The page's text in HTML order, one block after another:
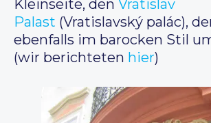
Kleinseite, den Vratislav
Palast (Vratislavský palác),
ebenfalls im barocken Stil
(wir berichteten hier)